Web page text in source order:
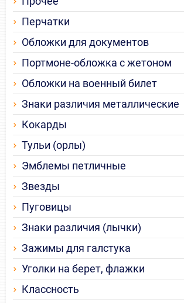
Перчатки
Обложки для документов
Портмоне-обложка с жетоном
Обложки на военный билет
Знаки различия металлические
Кокарды
Тульи (орлы)
Эмблемы петличные
Звезды
Пуговицы
Знаки различия (лычки)
Зажимы для галстука
Уголки на берет, флажки
Классность